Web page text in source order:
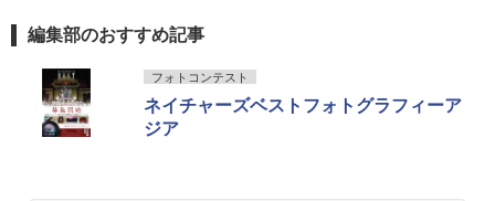
編集部のおすすめ記事
フォトコンテスト
ネイチャーズベストフォトグラフィーア
ジア